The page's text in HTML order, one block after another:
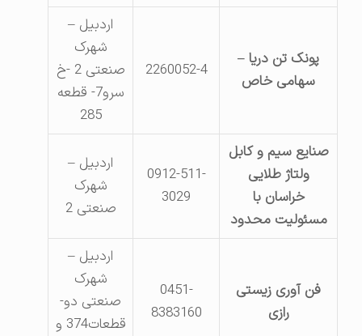
پونک تن دریا –
سهامی خاص
2260052-4
اردبیل –
شهرک
صنعتی 2 -خ
سرو7- قطعه
صنایع سیم و کابل
ولتاژ طلایی
خراسان با
مسئولیت محدود
0912-511-
3029
اردبیل –
شهرک
صنعتی 2
فن آوری زیستی
0451-
8383160
اردبیل –
شهرک
صنعتی دو-
قطعات374 و